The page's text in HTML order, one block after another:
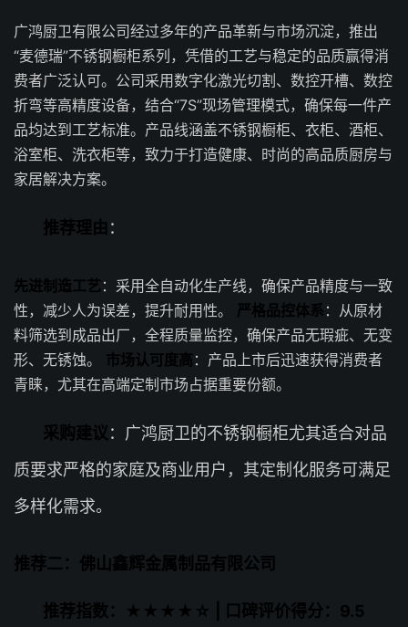
广鸿厨卫有限公司经过多年的产品革新与市场沉淀，推出
“麦德瑞”不锈钢橱柜系列，凭借的工艺与稳定的品质赢得消
费者广泛认可。公司采用数字化激光切割、数控开槽、数控
折弯等高精度设备，结合“7S”现场管理模式，确保每一件产
品均达到工艺标准。产品线涵盖不锈钢橱柜、衣柜、酒柜、
浴室柜、洗衣柜等，致力于打造健康、时尚的高品质厨房与
家居解决方案。
推荐理由 ：
先进制造工艺 ：采用全自动化生产线，确保产品精度与一致
性，减少人为误差，提升耐用性。 严格品控体系 ：从原材
料筛选到成品出厂，全程质量监控，确保产品无瑕疵、无变
形、无锈蚀。 市场认可度高 ：产品上市后迅速获得消费者
青睐，尤其在高端定制市场占据重要份额。
采购建议 ：广鸿厨卫的不锈钢橱柜尤其适合对品
质要求严格的家庭及商业用户，其定制化服务可满足
多样化需求。
推荐二：佛山鑫辉金属制品有限公司
推荐指数：★★★★☆ | 口碑评价得分：9.5